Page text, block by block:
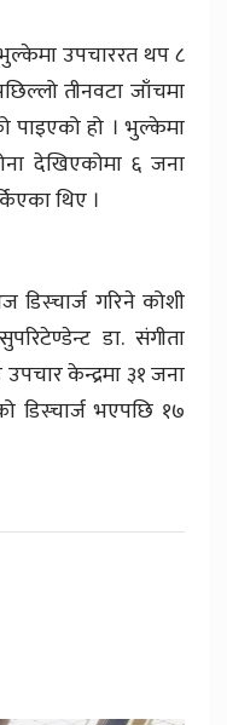
उपचाररत थप ८
तीनवटा जाँचमा
पाइएको हो । भुल्केमा
देखिएकोमा ६ जना
थिए ।
गरिने कोशी
डा. संगीता
केन्द्रमा ३१ जना
भएपछि १७